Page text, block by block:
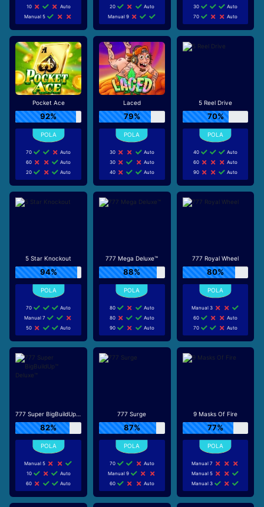
10
Auto
Manual 5
20
Auto
Manual 9
30
Auto
70
Auto
Pocket Ace
92%
70
Auto
60
Auto
20
Auto
Laced
79%
30
Auto
30
Auto
40
Auto
5 Reel Drive
70%
40
Auto
60
Auto
90
Auto
5 Star Knockout
94%
70
Auto
Manual 7
50
Auto
777 Mega Deluxe™
88%
80
Auto
80
Auto
90
Auto
777 Royal Wheel
80%
Manual 3
60
Auto
70
Auto
777 Super BigBuildUp™ Deluxe™
82%
Manual 5
10
Auto
60
Auto
777 Surge
87%
70
Auto
Manual 9
60
Auto
9 Masks Of Fire
77%
Manual 7
Manual 5
Manual 3